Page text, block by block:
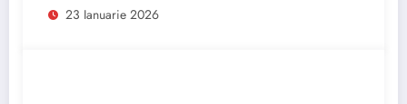
23 Ianuarie 2026